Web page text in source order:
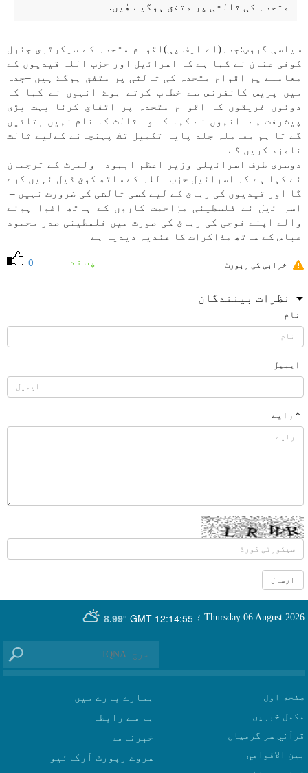
متحدہ كی ثالثی پر متفق ہوگیے هٰیں.
سياسی گروپ:جدہ(اے ايف پی)اقوام متحدہ كے سيكرٹری جنرل
كوفی عنان نے كہا ہے كہ اسراﺋيل اور حزب اللہ قيديوں كے
معاملے پر اقوام متحدہ كی ثالثی پر متفق ہوگۓ ہیں –جدہ
میں پريس كانفرنس سے خطاب كرتے ہوۓ انہوں نے كہا كہ
دونوں فريقوں كا اقوام متحدہ پر اتفاق كرنا بہت بڑی
پيشرفت ہے –انہوں نے كہا كہ وہ ثالث كا نام نہیں بتاﺋیں
گے تا ہم معاملہ جلد پایہ تكميل تك پہنچانے كےلیے ثالث
نامزد كریں گے –
دوسری طرف اسراﺋيلی وزير اعظم ابہود اولمرٹ كے ترجمان
نے كہا ہے كہ اسراﺋيل حزب اللہ كے ساتھ كوئ ڈيل نہیں كرے
گا اور قيديوں كی رہائ كے لیے كسی ثالشی كی ضرورت نہیں –
اسراﺋيل نے فلسطينی مزاحمت كاروں كے ہاتھ اغوا ہونے
والے اپنے فوجی كی رہائ كی صورت میں فلسطينی صدر محمود
عباس كے ساتھ مذاكرات كا عندیہ ديديا ہے
0 پسند خرابی کی رپورٹ
نظرات بینندگان
نام
ایمیل
* رایے
GMT-12:14:55
8.99° Thursday 06 August 2026 ؛
صفحه اول
مکمل خبریں
قرآني سر گرمياں
بين الاقوامي
ہمارے بارے میں
ہم سے رابطہ
سروے رپورٹ آرکائیو